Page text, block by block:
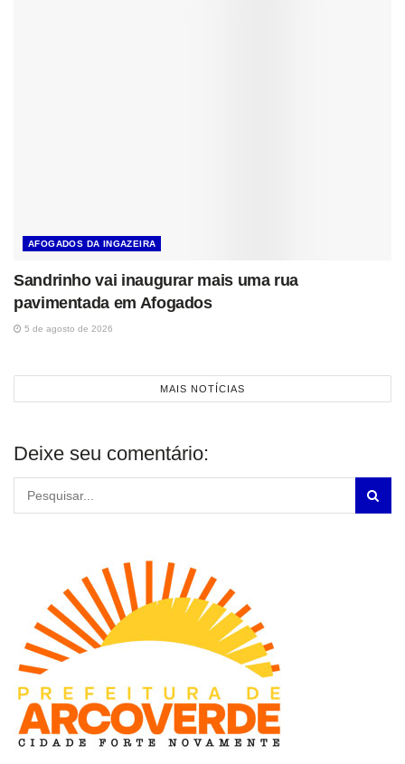
AFOGADOS DA INGAZEIRA
Sandrinho vai inaugurar mais uma rua
pavimentada em Afogados
5 de agosto de 2026
MAIS NOTÍCIAS
Deixe seu comentário: